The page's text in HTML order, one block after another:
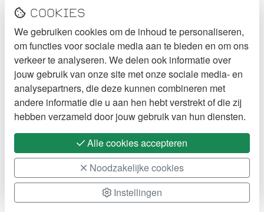
De Kurk tickets
Jazzcafé Bebop tickets
VOLG STECK
Instagram
Facebook
Cookie Policy
designers
Cookies
We gebruiken cookies om de inhoud te personaliseren,
om functies voor sociale media aan te bieden en om ons
verkeer te analyseren. We delen ook informatie over
jouw gebruik van onze site met onze sociale media- en
analysepartners, die deze kunnen combineren met
andere informatie die u aan hen hebt verstrekt of die zij
hebben verzameld door jouw gebruik van hun diensten.
Alle cookies accepteren
Noodzakelijke cookies
Instellingen